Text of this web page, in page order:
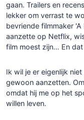
gaan. Trailers en
lekker om verrast te
bevriende filmmaker
aanzette op Netflix,
film moest zijn… En
Ik wil je er eigenlijk
gewoon aanzetten.
omdat hij me op het
willen leven.